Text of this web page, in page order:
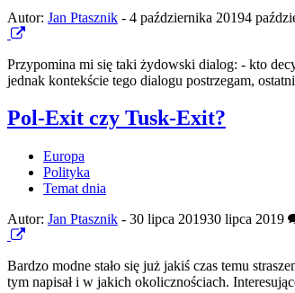
Autor: Jan Ptasznik - 4 października 20194
Przypomina mi się taki żydowski dialog: - kto
jednak kontekście tego dialogu postrzegam,
Pol-Exit czy Tusk-Exit?
Europa
Polityka
Temat dnia
Autor: Jan Ptasznik - 30 lipca 201930 lipca 2019
Bardzo modne stało się już jakiś czas temu
tym napisał i w jakich okolicznościach.